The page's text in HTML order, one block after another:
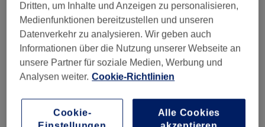
Finde die besten Salons in deiner Nähe
Dritten, um Inhalte und Anzeigen zu personalisieren,
Medienfunktionen bereitzustellen und unseren
Datenverkehr zu analysieren. Wir geben auch
Informationen über die Nutzung unserer Webseite an
unsere Partner für soziale Medien, Werbung und
Analysen weiter. Cookie-Richtlinien
Cookie-
Alle Cookies